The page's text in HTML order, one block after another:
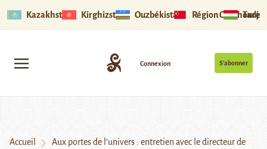
Kazakhstan Kirghizstan Ouzbékistan Région Ouïghoure
S’abonner
Connexion
Accueil
Aux portes de l’univers : entretien avec le directeur de